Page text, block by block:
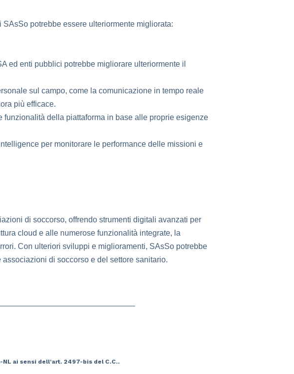
potrebbe essere ulteriormente migliorata:
ed enti pubblici potrebbe migliorare ulteriormente il
sul campo, come la comunicazione in tempo reale
più efficace.
della piattaforma in base alle proprie esigenze
per monitorare le performance delle missioni e
di soccorso, offrendo strumenti digitali avanzati per
cloud e alle numerose funzionalità integrate, la
Con ulteriori sviluppi e miglioramenti, SAsSo potrebbe
di soccorso e del settore sanitario.
NL ai sensi dell’art. 2497-bis del C.C..